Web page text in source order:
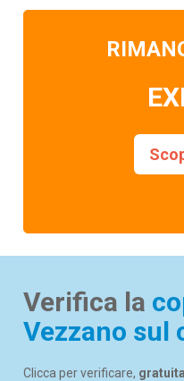
Verifica la
Vezzano sul
Clicca per verificare,